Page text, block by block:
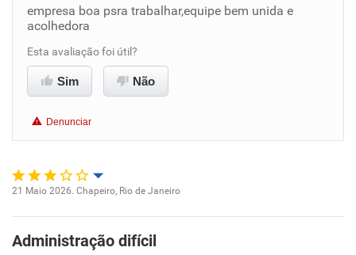
Oportunidade de promoção
Ambiente de trabalho
Conciliação com a vida familiar
Recomenda esta empresa
empresa boa psra trabalhar,equipe bem unida e
acolhedora
Esta avaliação foi útil?
Sim Não
Denunciar
Ambiente de trabalho
21 Maio 2026. Chapeiro, Rio de Janeiro
Administração difícil